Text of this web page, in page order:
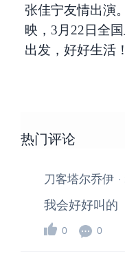
张佳宁友情出演
映，3月22日全
出发，好好生活！
热门评论
刀客塔尔乔伊 ·
我会好好叫的
0 0